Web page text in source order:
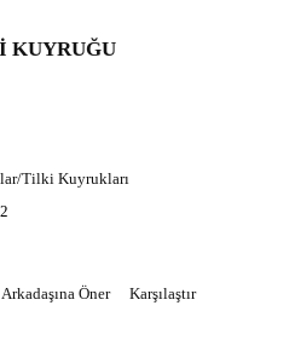
KUYRUĞU
Tilki Kuyrukları
Arkadaşına Öner Karşılaştır